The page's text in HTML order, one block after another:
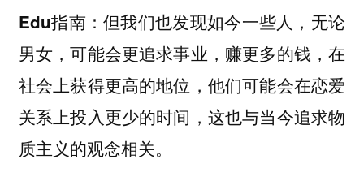
Edu指南：但我们也发现如今一些人，无论
男女，可能会更追求事业，赚更多的钱，在
社会上获得更高的地位，他们可能会在恋爱
关系上投入更少的时间，这也与当今追求物
质主义的观念相关。